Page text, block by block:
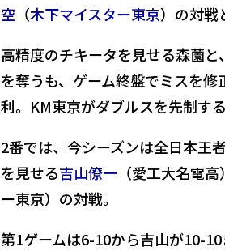
空 （木下マイスター東京）の対戦
高精度のチキータを見せる森薗
を奪うも、ゲーム終盤でミスを
利。KM東京がダブルスを先制する
2番では、今シーズンは全日本王
を見せる吉山僚一 （愛工大名電
ー東京）の対戦。
第1ゲームは6-10から吉山が10-